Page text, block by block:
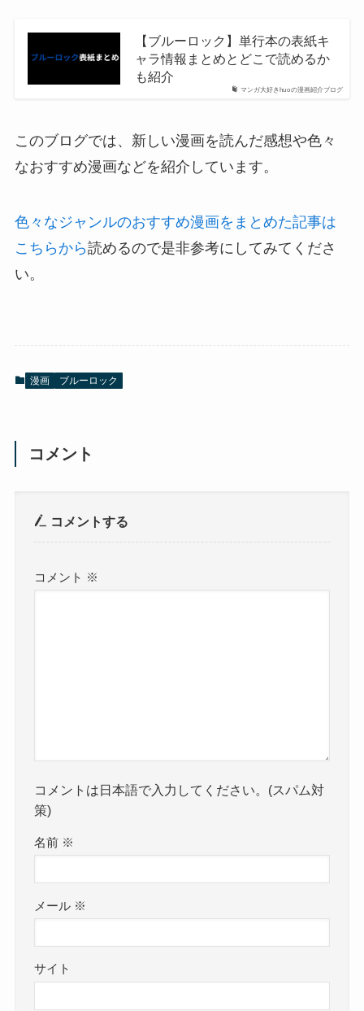
マンガ大好きhuoの漫画紹介ブログ
【ブルーロック】単行本の表紙キ
ャラ情報まとめとどこで読めるか
も紹介
このブログでは、新しい漫画を読んだ感想や色々
なおすすめ漫画などを紹介しています。
色々なジャンルのおすすめ漫画をまとめた記事は
こちらから読めるので是非参考にしてみてくださ
い。
漫画 ブルーロック
コメント
コメントする
コメント ※
コメントは日本語で入力してください。(スパム対
策)
名前 ※
メール ※
サイト